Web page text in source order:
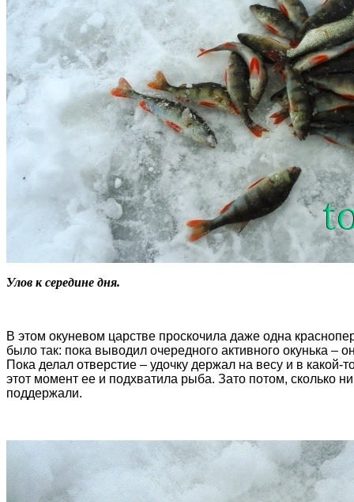
Улов к середине дня.
В этом окуневом царстве проскочила даже одна
было так: пока выводил очередного активного окунька –
Пока делал отверстие – удочку держал на весу и в
этот момент ее и подхватила рыба. Зато потом, сколько
поддержали.